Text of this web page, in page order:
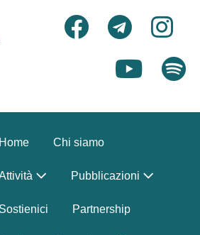
Home Chi siamo
Pubblicazioni
Sostienici Partnership